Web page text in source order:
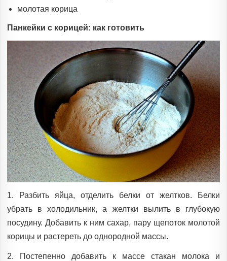
молотая корица
Панкейки с корицей: как готовить
1. Разбить яйца, отделить белки от желтков. Белки
убрать в холодильник, а желтки вылить в глубокую
посудину. Добавить к ним сахар, пару щепоток молотой
корицы и растереть до однородной массы.
2. Постепенно добавить к массе стакан молока и